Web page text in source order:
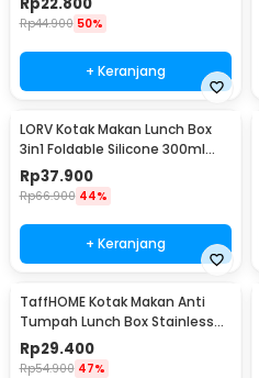
Rp44.900 50%
+ Keranjang
LORV Kotak Makan Lunch Box
3in1 Foldable Silicone 300ml
600ml 1200ml - B1
Rp37.900
Rp66.900 44%
+ Keranjang
TaffHOME Kotak Makan Anti
Tumpah Lunch Box Stainless
Steel 304 350ml - KT046
Rp29.400
Rp54.900 47%